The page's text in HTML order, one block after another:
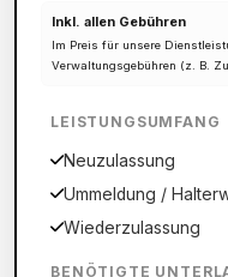
Inkl. allen Gebühren
Im Preis für unsere
Verwaltungsgebühren (z. B.
LEISTUNGSUMFANG
Neuzulassung
Ummeldung /
Wiederzulassung
BENÖTIGTE